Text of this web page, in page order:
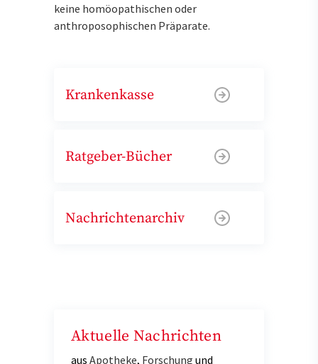
keine homöopathischen oder
anthroposophischen Präparate.
Krankenkasse
Ratgeber-Bücher
Nachrichtenarchiv
Aktuelle Nachrichten
aus Apotheke, Forschung und